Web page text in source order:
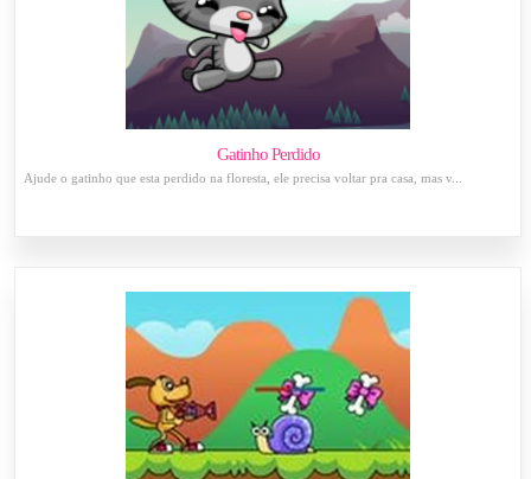
Gatinho Perdido
Ajude o gatinho que esta perdido na floresta, ele precisa voltar pra casa, mas v...